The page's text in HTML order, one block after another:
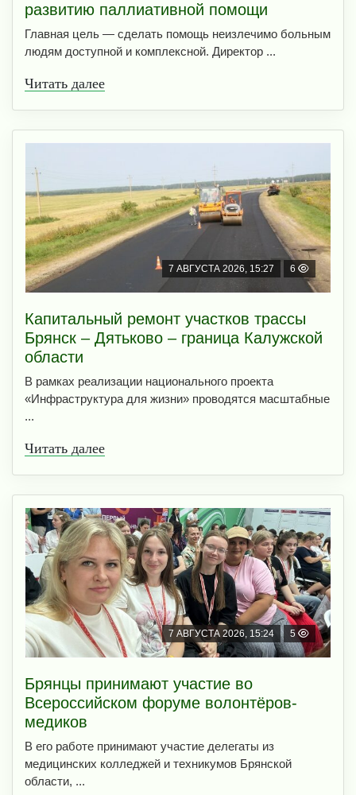
развитию паллиативной помощи
Главная цель — сделать помощь неизлечимо больным
людям доступной и комплексной. Директор ...
Читать далее
7 АВГУСТА 2026, 15:27 6
Капитальный ремонт участков трассы
Брянск – Дятьково – граница Калужской
области
В рамках реализации национального проекта
«Инфраструктура для жизни» проводятся масштабные
...
Читать далее
7 АВГУСТА 2026, 15:24 5
Брянцы принимают участие во
Всероссийском форуме волонтёров-
медиков
В его работе принимают участие делегаты из
медицинских колледжей и техникумов Брянской
области, ...